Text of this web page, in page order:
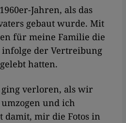
Jahren, als das
gebaut wurde. Mit
für meine Familie die
infolge der Vertreibung
hatten.
verloren, als wir
und ich
damit, mir die Fotos in